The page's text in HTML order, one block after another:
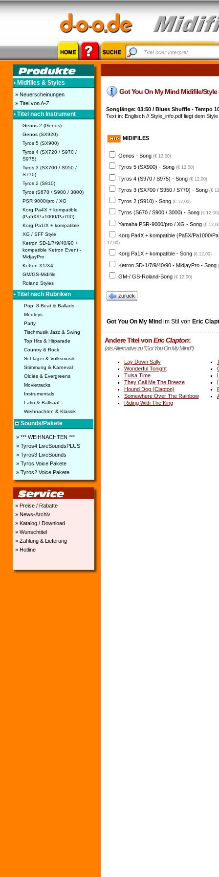
• Midifiles & Styles
» Neuerscheinungen
» Titel von A-Z
• Titel nach Instrument
Genos 2 (Genos)
Genos (SX920)
Tyros 5 (SX900)
Tyros 4 (SX720 / S970 /
S975)
Tyros 3 (SX700 / S950 /
S770)
Tyros 2 (S910)
Tyros (S670 / S900 / 3000)
PSR 9000/pro / XG
Korg Pa4X + kompatible
(Pa5X/Pa1000/Pa700)
Korg Pa1/X + kompatible
XG / SFF Style
Ketron SD-1/7/9/40/90 +
kompatible Ketron Event -
MidjayPro
Ketron X1/X4
GM/GS-Midifile
Roland Styles
• Titel nach Rubriken
Pop, 8-Beat & Ballads
Medleys
Party
Tischmusik Jazz & Swing
Top Hits & Hitparade
Country & Rock
Schlager & Volksmusik
Stimmung & Karneval
Oldies & Evergreens
Movietracks
Instrumentals
Latin & Ballsaal
Weihnachten & Klassik
Sounds/Pakete
» *** WEIHNACHTEN ***
» Tyros4 LiveSoundsPLUS
» Tyros3 LiveSounds
» Tyros Voice Pakete
» Tyros2 Voice Pakete
» Preise / Rabatte
» News-Archiv
» Katalog / Download
» Wunschtitel
» Zahlung & Lieferung
» Hotline
Got You On My Mind Midifile/
Songlänge: 03:50 / Blues Shuffle - Tempo
Text in: Englisch // Style_info.pdf liegt dem Style
MIDIFILES
Genos - Song (€ 12,00)
Tyros 5 (SX900) - Song (€ 12,00)
Tyros 4 (S970 / S975) - Song (€ 12,00)
Tyros 3 (SX700 / S950 / S770) - Song (€
Tyros 2 (S910) - Song (€ 12,00)
Tyros (S670 / S900 / 3000) - Song (€ 12,00)
Yamaha PSR-9000/pro / XG - Song (€
Korg Pa4X + kompatible (Pa5X/Pa1000/
12,00)
Korg Pa1X + kompatible - Song (€ 12,00)
Ketron SD-1/7/9/40/90 - MidjayPro - Song
GM-/ GS-Roland-Song (€ 12,00)
zurück
Got You On My Mindim Stil von Eric
Andere Titel vonEric Clapton:
(als Alternative zu "Got You On My Mind")
Lay Down Sally
Wonderful Tonight
Tulsa Time
They Call Me The Breeze
Hound Dog (Clapton)
Somewhere Over The Rainbow
Riding With The King